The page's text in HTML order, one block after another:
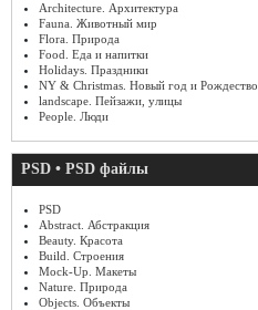
Architecture. Архитектура
Fauna. Животный мир
Flora. Природа
Food. Еда и напитки
Holidays. Праздники
NY & Christmas. Новый год и Рождество
landscape. Пейзажи, улицы
People. Люди
PSD • PSD файлы
PSD
Abstract. Абстракция
Beauty. Красота
Build. Строения
Mock-Up. Макеты
Nature. Природа
Objects. Объекты